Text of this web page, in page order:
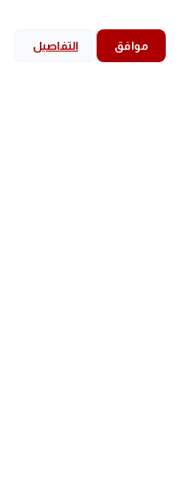
كتاكيت بط bookmark
search موافق التفاصيل